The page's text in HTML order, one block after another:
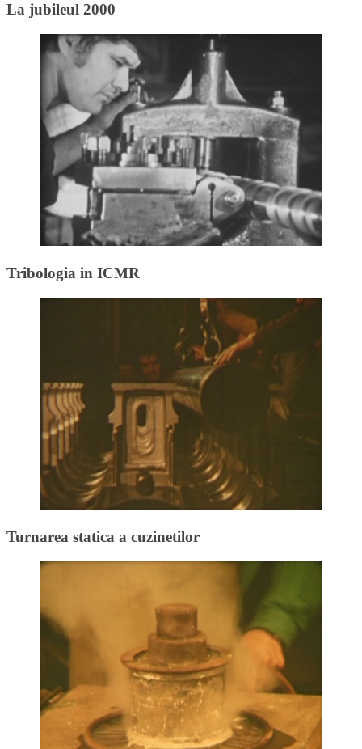
La jubileul 2000
Tribologia in ICMR
Turnarea statica a cuzinetilor